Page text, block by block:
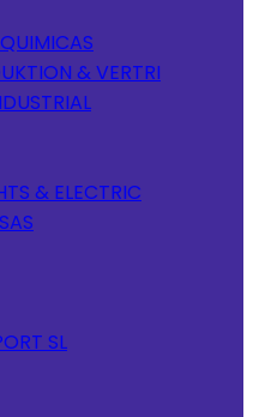
& VERTRI
& ELECTRIC
SL